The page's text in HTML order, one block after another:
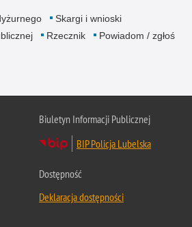
Skargi i wnioski
Rzecznik
Powiadom / zgłoś
Biuletyn Informacji Publicznej
BIP Policja Lubelska
Dostępność
Deklaracja dostępności